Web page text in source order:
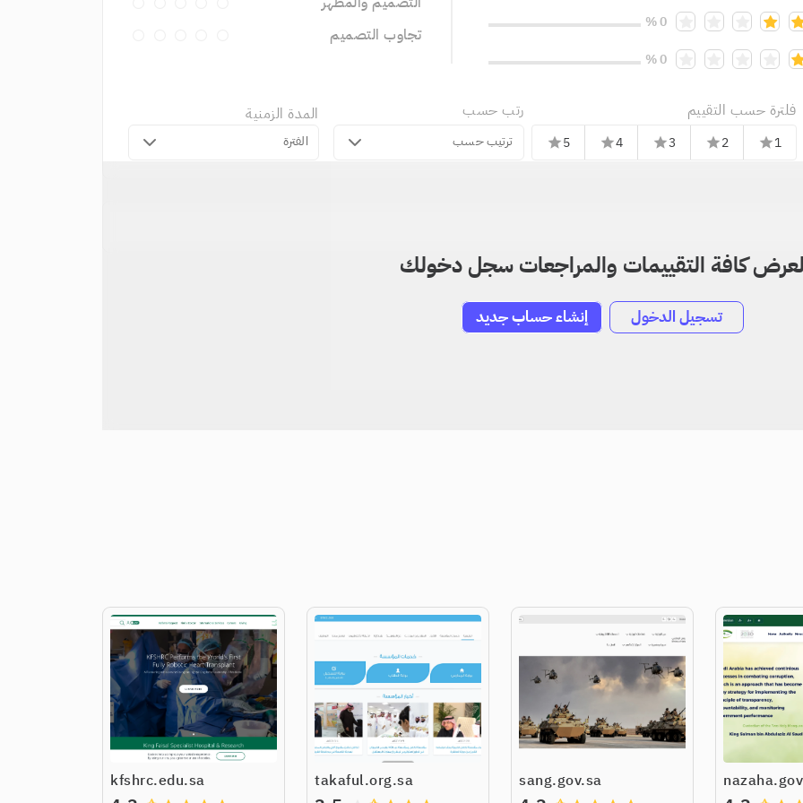
0 %
0 %
تجاوب التصميم
فلترة حسب التقييم
1
star
2
star
3
star
4
star
5
star
رتب حسب
ترتيب حسب
المدة الزمنية
الفترة
لعرض كافة التقييمات والمراجعات سجل دخولك
تسجيل الدخول إنشاء حساب جديد
sang.gov.sa
takaful.org.sa
kfshrc.edu.sa